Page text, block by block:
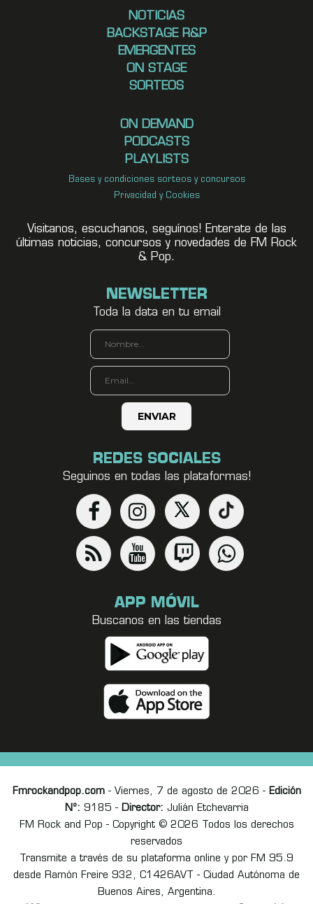
NOTICIAS
BACKSTAGE R&P
EMERGENTES
ON STAGE
SORTEOS
ON DEMAND
PODCASTS
PLAYLISTS
Bases y condiciones sorteos y concursos
Privacidad y Cookies
Visitanos, escuchanos, seguínos! Enterate de las
últimas noticias, concursos y novedades de FM Rock
& Pop.
NEWSLETTER
Toda la data en tu email
REDES SOCIALES
Seguinos en todas las plataformas!
APP MÓVIL
Buscanos en las tiendas
Fmrockandpop.com- Viernes, 7 de agosto de 2026 - Edición
Nº: 9185 - Director: Julián Etchevarria
FM Rock and Pop - Copyright © 2026 Todos los derechos
reservados
Transmite a través de su plataforma online y por FM 95.9
desde Ramón Freire 932, C1426AVT - Ciudad Autónoma de
Buenos Aires, Argentina.